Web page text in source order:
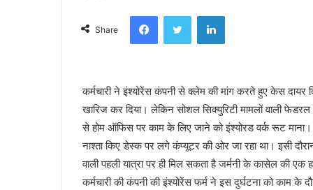
n
e
m
a
i
l
Share
कर्मचारी ने इंश्योरेंस कंपनी से क्लेम की मांग करते हुए केस दायर
खारिज कर दिया। लेकिन सोशल सिक्युरिटी मामलों वाली
से होम ऑफिस पर काम के लिए जाने को इंश्योरड वर्क रूट माना।
नाश्ता किए डेस्क पर लगे कंप्यूटर की ओर जा रहा था। इसी
वाली पहली यात्रा पर ही मिल सकता है जर्मनी के कासेल की
कर्मचारी की कंपनी की इंश्योरेंस फर्म ने इस दुर्घटना को काम के